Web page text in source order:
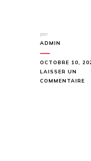
par
ADMIN
OCTOBRE 10,
LAISSER UN
COMMENTAIRE